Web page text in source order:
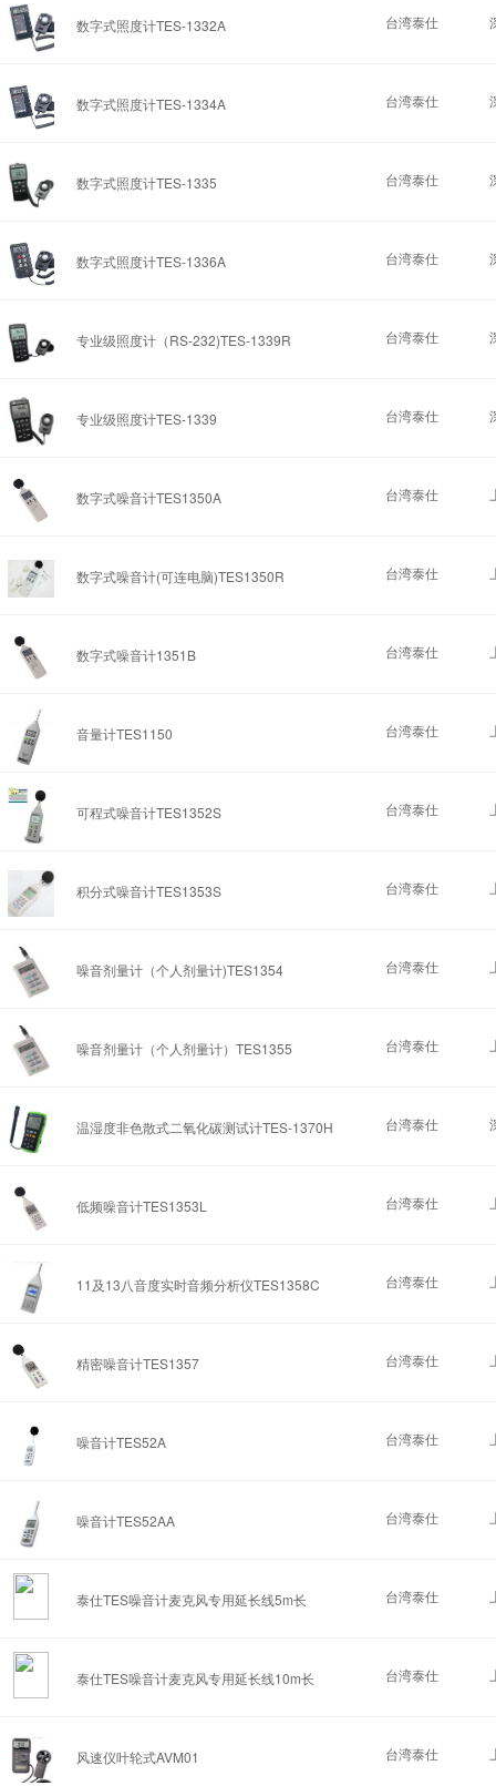
数字式照度计TES-1332A 台湾泰仕
数字式照度计TES-1334A 台湾泰仕
数字式照度计TES-1335 台湾泰仕
数字式照度计TES-1336A 台湾泰仕
专业级照度计（RS-232)TES-1339R 台湾泰仕
专业级照度计TES-1339 台湾泰仕
数字式噪音计TES1350A 台湾泰仕
数字式噪音计(可连电脑)TES1350R 台湾泰仕
数字式噪音计1351B 台湾泰仕
音量计TES1150 台湾泰仕
可程式噪音计TES1352S 台湾泰仕
积分式噪音计TES1353S 台湾泰仕
噪音剂量计（个人剂量计)TES1354 台湾泰仕
噪音剂量计（个人剂量计）TES1355 台湾泰仕
温湿度非色散式二氧化碳测试计TES-1370H 台湾泰仕
低频噪音计TES1353L 台湾泰仕
11及13八音度实时音频分析仪TES1358C 台湾泰仕
精密噪音计TES1357 台湾泰仕
噪音计TES52A 台湾泰仕
噪音计TES52AA 台湾泰仕
泰仕TES噪音计麦克风专用延长线5m长 台湾泰仕
泰仕TES噪音计麦克风专用延长线10m长 台湾泰仕
风速仪叶轮式AVM01 台湾泰仕